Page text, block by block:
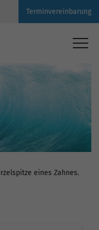
Terminvereinbarung
eines Zahnes.